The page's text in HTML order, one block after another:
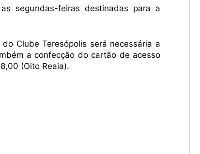
segundas-feiras destinadas para a
Clube Teresópolis será necessária a
a confecção do cartão de acesso
(Oito Reaia).